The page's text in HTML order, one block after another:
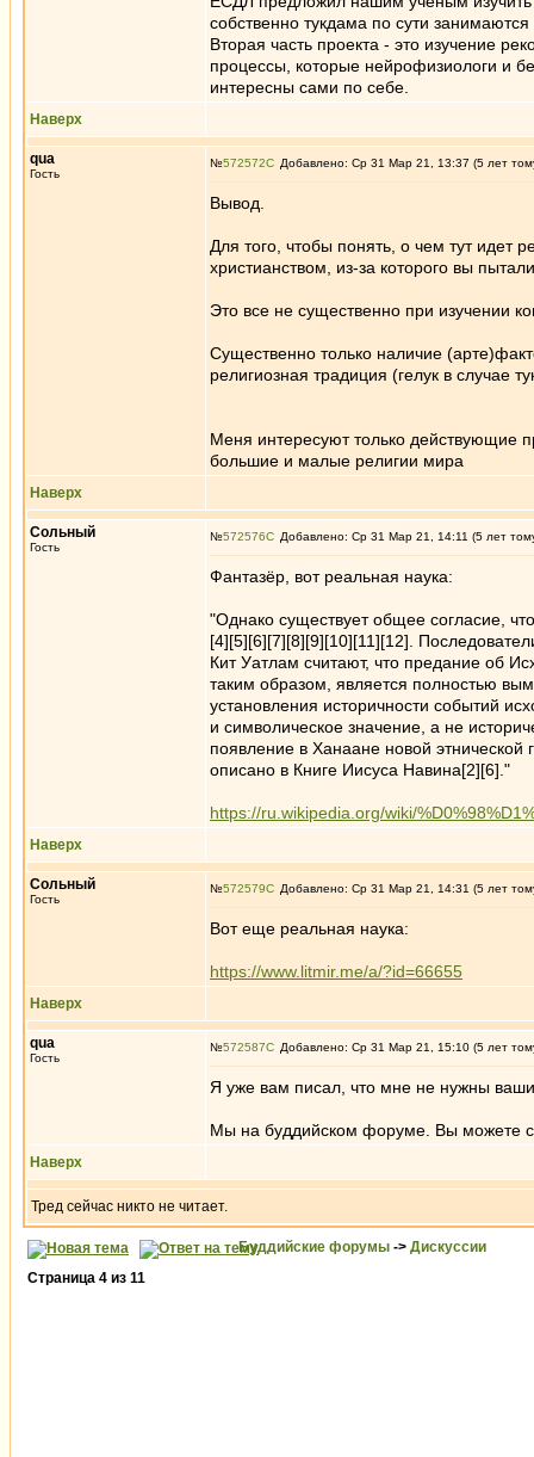
собственно тукдама по сути
Вторая часть проекта - это изучение
процессы, которые нейрофизиологи и
интересны сами по себе.
Наверх
qua
Гость
№572572 Добавлено: Ср 31 Мар 21, 13:37 (5 лет
Вывод.
Для того, чтобы понять, о чем тут идет
христианством, из-за которого вы
Это все не существенно при изучении
Существенно только наличие
религиозная традиция (гелук в случае
Меня интересуют только действующие
большие и малые религии мира
Наверх
Сольный
Гость
№572576 Добавлено: Ср 31 Мар 21, 14:11 (5 лет
Фантазёр, вот реальная наука:
"Однако существует общее согласие,
[4][5][6][7][8][9][10][11][12].
Кит Уатлам считают, что предание об
таким образом, является полностью
установления историчности событий
и символическое значение, а не
появление в Ханаане новой этнической
описано в Книге Иисуса Навина[2][6]."
https://ru.wikipedia.org/wiki/
Наверх
Сольный
Гость
№572579 Добавлено: Ср 31 Мар 21, 14:31 (5 лет
Вот еще реальная наука:
https://www.litmir.me/a/?id=66655
Наверх
qua
Гость
№572587 Добавлено: Ср 31 Мар 21, 15:10 (5 лет
Я уже вам писал, что мне не нужны
Мы на буддийском форуме. Вы можете
Наверх
Тред сейчас никто не читает.
Буддийские форумы -> Дискуссии
Страница 4 из 11